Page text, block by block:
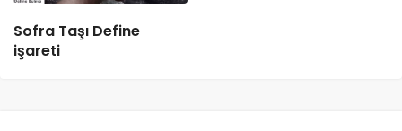
Sofra Taşı Define
işareti